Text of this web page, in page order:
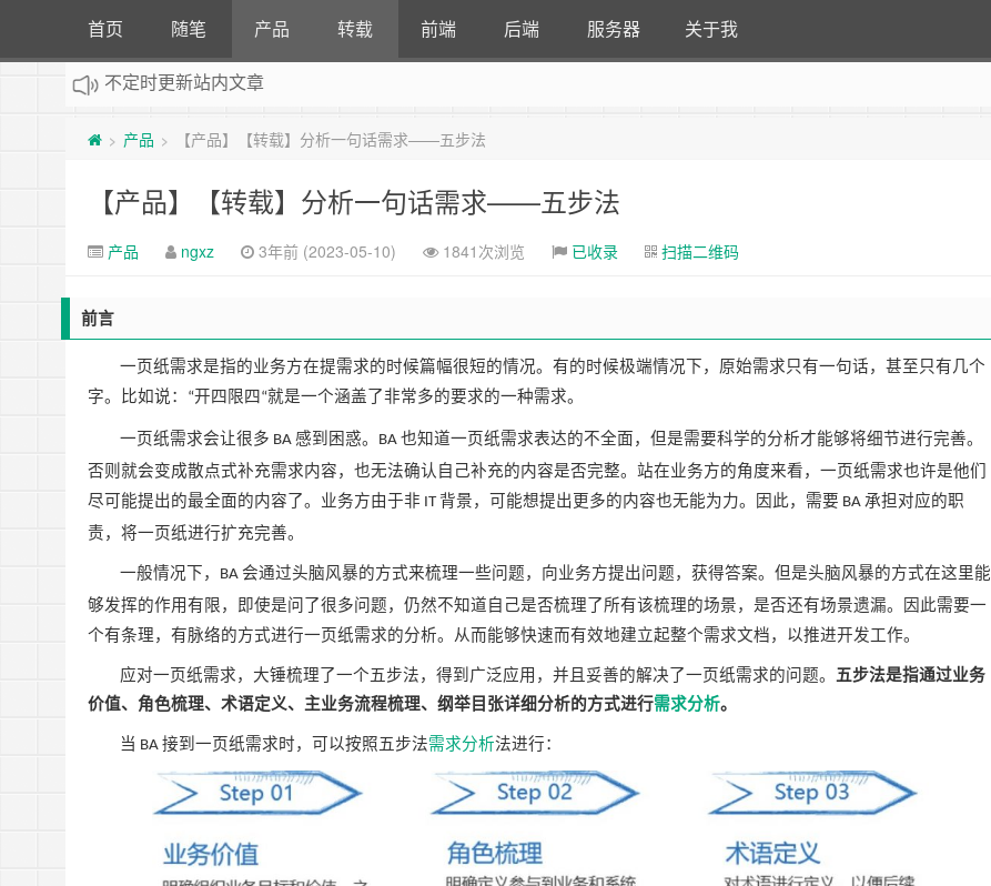
首页 随笔 产品 转载 前端 后端 服务器 关于我
：计算机专业自考看题小站，详情请点击
> 产品 > 【产品】【转载】分析一句话需求——五步法
【产品】【转载】分析一句话需求——五步法
产品 ngxz 3年前 (2023-05-10) 1841次浏览 已收录 扫描二维码
前言
一页纸需求是指的业务方在提需求的时候篇幅很短的情况。有的时候极端情况下，原始需求只有一句话，甚至只有几个
字。比如说： “开四限四 “就是一个涵盖了非常多的要求的一种需求。
一页纸需求会让很多 BA感到困惑。 BA也知道一页纸需求表达的不全面，但是需要科学的分析才能够将细节进行完善。
否则就会变成散点式补充需求内容，也无法确认自己补充的内容是否完整。站在业务方的角度来看，一页纸需求也许是他们
尽可能提出的最全面的内容了。业务方由于非 IT 背景，可能想提出更多的内容也无能为力。因此，需要 BA 承担对应的职
责，将一页纸进行扩充完善。
一般情况下， BA会通过头脑风暴的方式来梳理一些问题，向业务方提出问题，获得答案。但是头脑风暴的方式在这里能
够发挥的作用有限，即使是问了很多问题，仍然不知道自己是否梳理了所有该梳理的场景，是否还有场景遗漏。因此需要一
个有条理，有脉络的方式进行一页纸需求的分析。从而能够快速而有效地建立起整个需求文档，以推进开发工作。
应对一页纸需求，大锤梳理了一个五步法，得到广泛应用，并且妥善的解决了一页纸需求的问题。 五步法是指通过业务
价值、角色梳理、术语定义、主业务流程梳理、纲举目张详细分析的方式进行需求分析。
当 BA接到一页纸需求时，可以按照五步法需求分析法进行：